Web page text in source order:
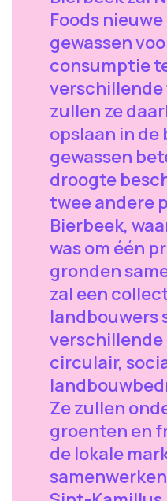
Foods
gewassen
consumptie
zullen ze
opslaan in de
gewassen
droogte
twee andere
Bierbeek,
was om één
gronden
zal een
landbouwers
circulair,
Ze zullen
groenten en
de lokale